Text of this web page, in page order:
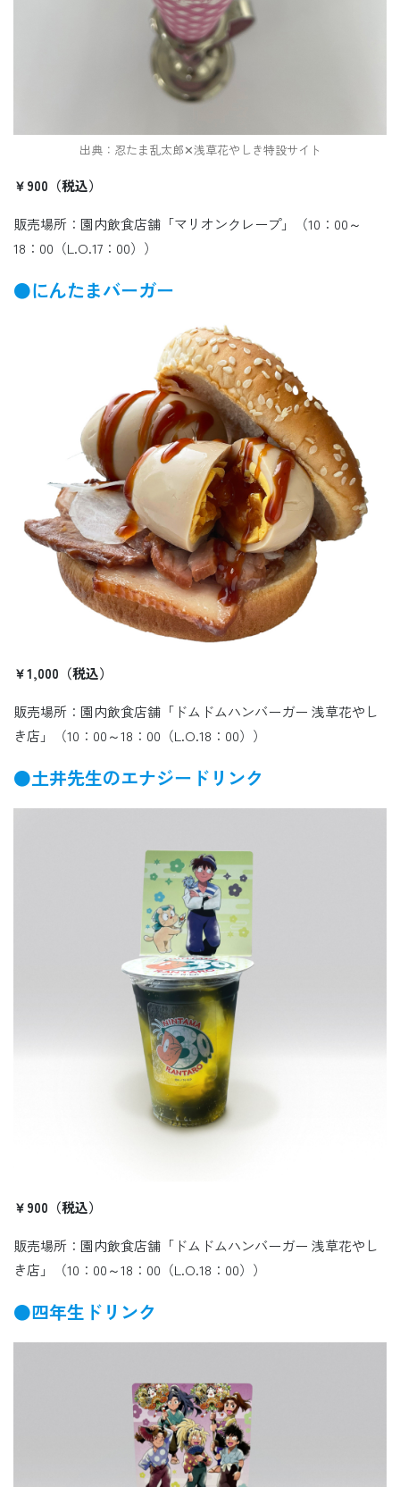
出典：忍たま乱太郎✕浅草花やしき特設サイト
￥900（税込）
販売場所：園内飲食店舗「マリオンクレープ」（10：00～
18：00（L.O.17：00））
●にんたまバーガー
￥1,000（税込）
販売場所：園内飲食店舗「ドムドムハンバーガー 浅草花やし
き店」（10：00～18：00（L.O.18：00））
●土井先生のエナジードリンク
￥900（税込）
販売場所：園内飲食店舗「ドムドムハンバーガー 浅草花やし
き店」（10：00～18：00（L.O.18：00））
●四年生ドリンク